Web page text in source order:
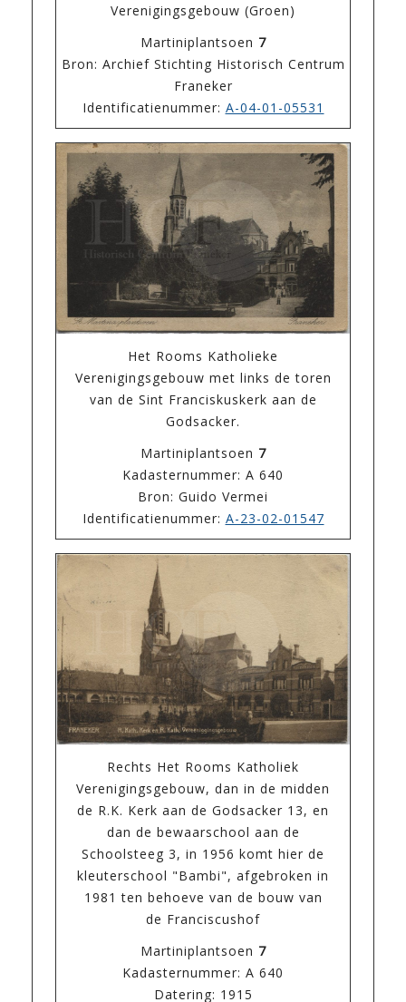
Verenigingsgebouw (Groen)
Martiniplantsoen 7
Bron: Archief Stichting Historisch Centrum
Franeker
Identificatienummer: A-04-01-05531
Het Rooms Katholieke
Verenigingsgebouw met links de toren
van de Sint Franciskuskerk aan de
Godsacker.
Martiniplantsoen 7
Kadasternummer: A 640
Bron: Guido Vermei
Identificatienummer: A-23-02-01547
Rechts Het Rooms Katholiek
Verenigingsgebouw, dan in de midden
de R.K. Kerk aan de Godsacker 13, en
dan de bewaarschool aan de
Schoolsteeg 3, in 1956 komt hier de
kleuterschool "Bambi", afgebroken in
1981 ten behoeve van de bouw van
de Franciscushof
Martiniplantsoen 7
Kadasternummer: A 640
Datering: 1915